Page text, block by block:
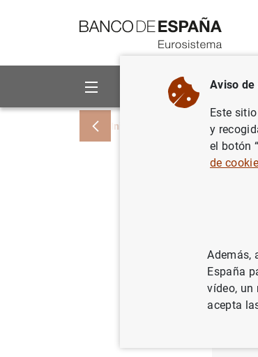
Sobre el Banco
Inicio Noticias y eventos
18/01/
Aviso de
Este
y
el botón
de
Además,
España
vídeo, un
acepta